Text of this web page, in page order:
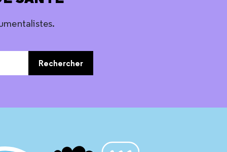
Rechercher